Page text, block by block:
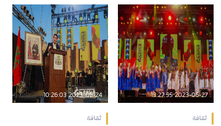
2023-06-27 13:27:55
ثقافة
2023-06-24 10:26:03
ثقافة